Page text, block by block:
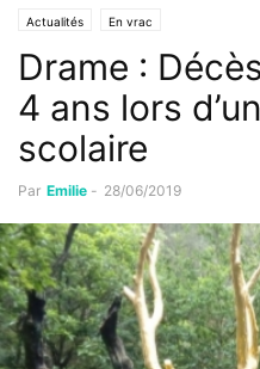
Actualités En vrac
Drame :
4 ans lors
scolaire
Par Emilie - 28/06/2019